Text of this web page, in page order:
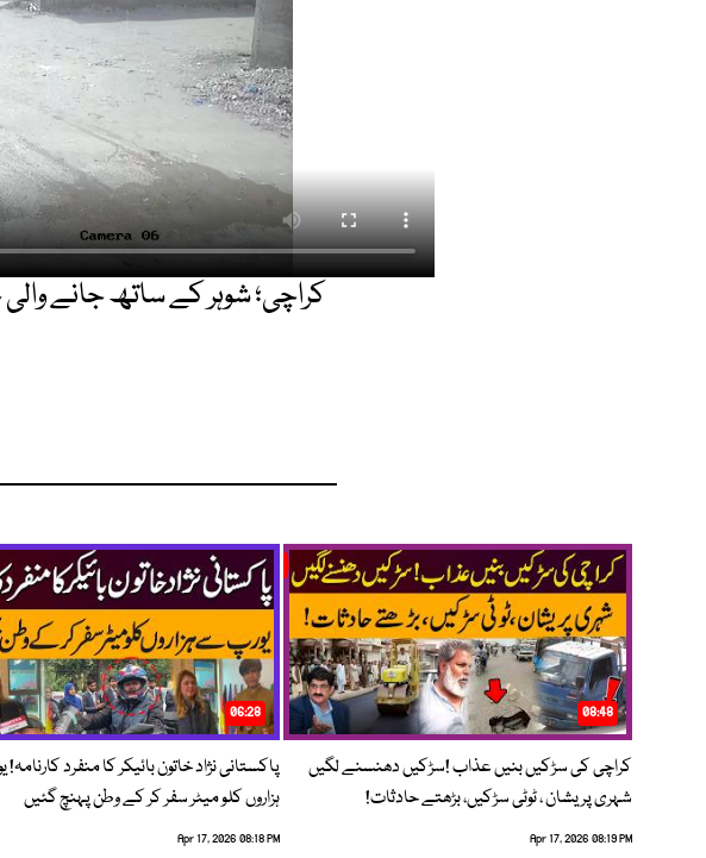
کراچی؛ شوہر کے ساتھ جانے
08:48
کراچی کی سڑکیں بنیں عذاب !سڑکیں دھنسنے لگیں
شہری پریشان ، ٹوٹی سڑکیں، بڑھتے حادثات!
Apr 17, 2026 08:19 PM
06:28
پاکستانی نژاد خاتون بائیکر کا منفرد
ہزاروں کلو میٹر سفر کر کے وطن پہنچ گئیں
Apr 17, 2026 08:18 PM